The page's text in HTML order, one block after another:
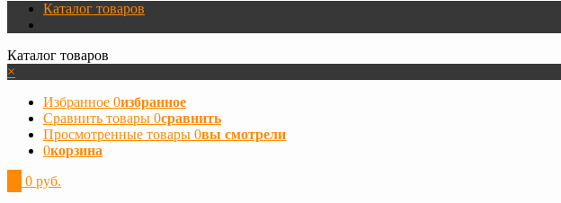
Каталог товаров
Каталог товаров
×
Избранное 0избранное
Сравнить товары 0сравнить
Просмотренные товары 0вы смотрели
0корзина
0 руб.